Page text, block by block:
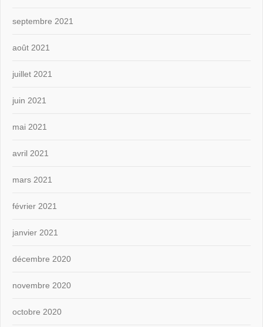
septembre 2021
août 2021
juillet 2021
juin 2021
mai 2021
avril 2021
mars 2021
février 2021
janvier 2021
décembre 2020
novembre 2020
octobre 2020